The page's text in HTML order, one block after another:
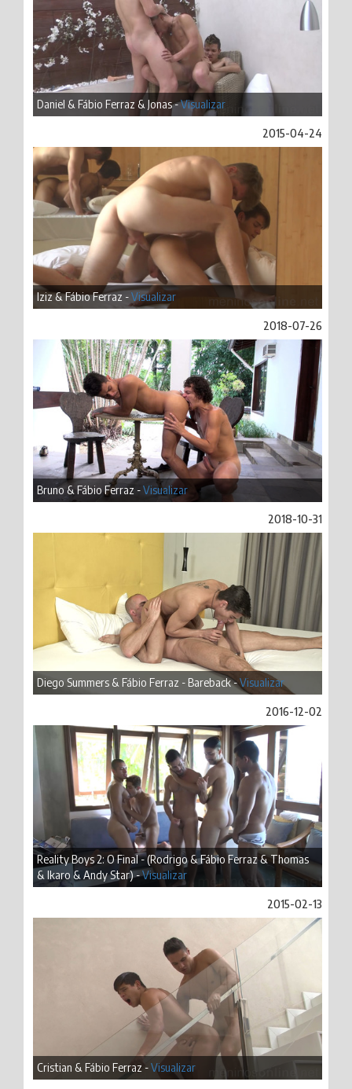
Daniel & Fábio Ferraz & Jonas -Visualizar
2015-04-24
Iziz & Fábio Ferraz -Visualizar
2018-07-26
Bruno & Fábio Ferraz -Visualizar
2018-10-31
Diego Summers & Fábio Ferraz - Bareback -Visualizar
2016-12-02
Reality Boys 2: O Final - (Rodrigo & Fábio Ferraz & Thomas
& Ikaro & Andy Star) -Visualizar
2015-02-13
Cristian & Fábio Ferraz -Visualizar